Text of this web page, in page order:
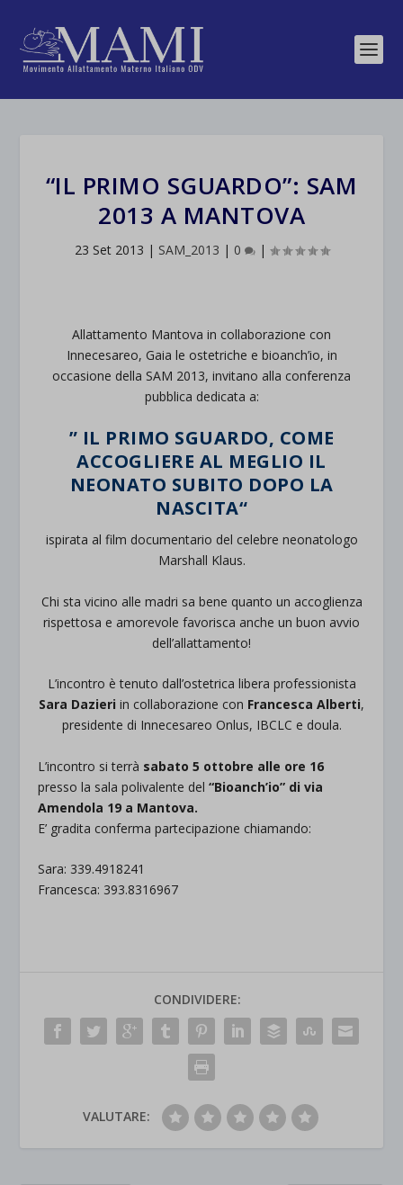
“IL PRIMO SGUARDO”: SAM
2013 A MANTOVA
23 Set 2013 | SAM_2013 | 0 |
Allattamento Mantova in collaborazione con
Innecesareo, Gaia le ostetriche e bioanch’io, in
occasione della SAM 2013, invitano alla conferenza
pubblica dedicata a:
” IL PRIMO SGUARDO, COME
ACCOGLIERE AL MEGLIO IL
NEONATO SUBITO DOPO LA
NASCITA“
ispirata al film documentario del celebre neonatologo
Marshall Klaus.
Chi sta vicino alle madri sa bene quanto un accoglienza
rispettosa e amorevole favorisca anche un buon avvio
dell’allattamento!
L’incontro è tenuto dall’ostetrica libera professionista
Sara Dazieri in collaborazione con Francesca Alberti,
presidente di Innecesareo Onlus, IBCLC e doula.
L’incontro si terrà sabato 5 ottobre alle ore 16
presso la sala polivalente del“Bioanch’io” di via
Amendola 19 a Mantova.
E’ gradita conferma partecipazione chiamando:
Sara: 339.4918241
Francesca: 393.8316967
CONDIVIDERE:
VALUTARE: